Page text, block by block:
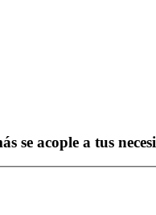
se acople a tus